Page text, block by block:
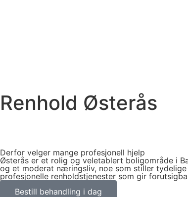
Renhold Østerås
Derfor velger mange profesjonell hjelp
Østerås er et rolig og veletablert boligområde i
og et moderat næringsliv, noe som stiller
profesjonelle renholdstjenester som gir
Bestill behandling i dag